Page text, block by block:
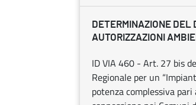
DETERMINAZIONE DEL
AUTORIZZAZIONI
ID VIA 460 - Art. 27 bis
Regionale per un
potenza complessiva